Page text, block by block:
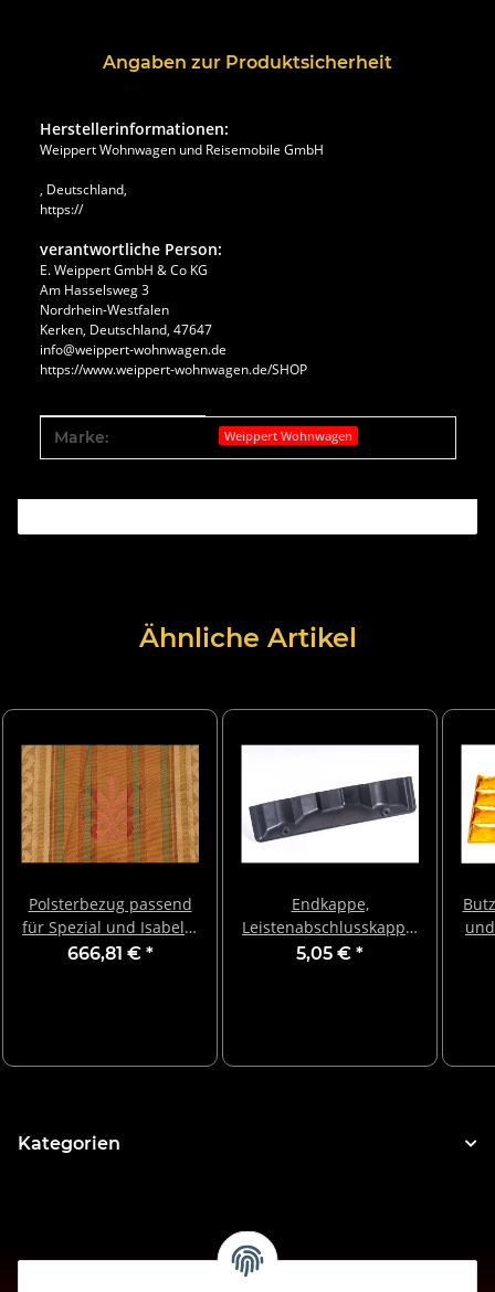
Angaben zur Produktsicherheit
Herstellerinformationen:
Weippert Wohnwagen und Reisemobile GmbH
, Deutschland,
https://
verantwortliche Person:
E. Weippert GmbH & Co KG
Am Hasselsweg 3
Nordrhein-Westfalen
Kerken, Deutschland, 47647
info@weippert-wohnwagen.de
https://www.weippert-wohnwagen.de/SHOP
Produkteigenschaft
Wert
Marke: Weippert Wohnwagen
Ähnliche Artikel
Polsterbezug passend
für Spezial und Isabella
750 BF und BE (jeweils
666,81 € *
Endkappe,
Leistenabschlusskappe,
schwarz,19,7cm
5,05 € *
Kategorien